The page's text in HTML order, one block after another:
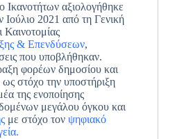
Ικανοτήτων αξιολογήθηκε
Ιούλιο 2021 από τη Γενική
& Επενδύσεων,
που υποβλήθηκαν.
φορέων δημοσίου και
ως στόχο την υποστήριξη
της ενοποίησης
μεγάλου όγκου και
με στόχο τον ψηφιακό